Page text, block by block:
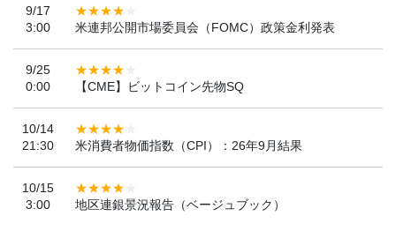
9/17
3:00
米連邦公開市場委員会（FOMC）政策金利発表
9/25
0:00
【CME】ビットコイン先物SQ
10/14
21:30
米消費者物価指数（CPI）：26年9月結果
10/15
3:00
地区連銀景況報告（ベージュブック）